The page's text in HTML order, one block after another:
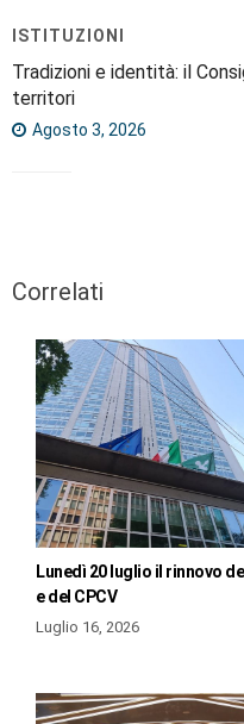
ISTITUZIONI
Tradizioni e identità: il
territori
Agosto 3, 2026
Correlati
Lunedì 20 luglio il rinnovo
e del CPCV
Luglio 16, 2026